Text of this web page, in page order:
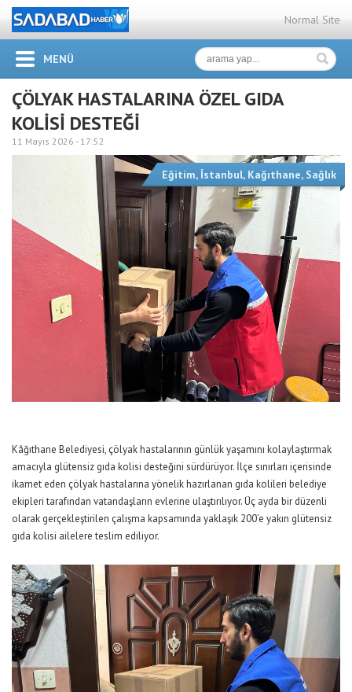
Normal Site
MENÜ
ÇÖLYAK HASTALARINA ÖZEL GIDA
KOLİSİ DESTEĞİ
11 Mayıs 2026 - 17:52
Eğitim, İstanbul, Kağıthane, Sağlık
Kâğıthane Belediyesi, çölyak hastalarının günlük yaşamını kolaylaştırmak
amacıyla glütensiz gıda kolisi desteğini sürdürüyor. İlçe sınırları içerisinde
ikamet eden çölyak hastalarına yönelik hazırlanan gıda kolileri belediye
ekipleri tarafından vatandaşların evlerine ulaştırılıyor. Üç ayda bir düzenli
olarak gerçekleştirilen çalışma kapsamında yaklaşık 200’e yakın glütensiz
gıda kolisi ailelere teslim ediliyor.